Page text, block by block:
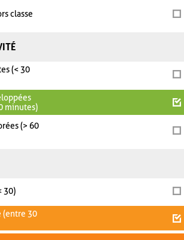
classe
(< 30
minutes)
(> 60
30)
(entre 30